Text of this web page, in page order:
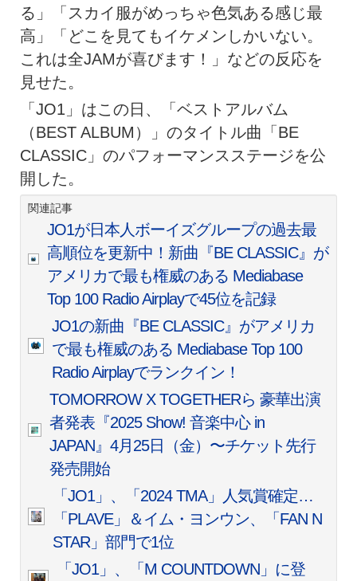
る」「スカイ服がめっちゃ色気ある感じ最
高」「どこを見てもイケメンしかいない。️
これは全JAMが喜びます！」などの反応を
見せた。
「JO1」はこの日、「ベストアルバム
（BEST ALBUM）」のタイトル曲「BE
CLASSIC」のパフォーマンスステージを公
開した。
関連記事
JO1が日本人ボーイズグループの過去最
高順位を更新中！新曲『BE CLASSIC』が
アメリカで最も権威のある Mediabase
Top 100 Radio Airplayで45位を記録
JO1の新曲『BE CLASSIC』がアメリカ
で最も権威のある Mediabase Top 100
Radio Airplayでランクイン！
TOMORROW X TOGETHERら 豪華出演
者発表『2025 Show! 音楽中心 in
JAPAN』4月25日（金）〜チケット先行
発売開始
「JO1」、「2024 TMA」人気賞確定…
「PLAVE」＆イム・ヨンウン、「FAN N
STAR」部門で1位
「JO1」、「M COUNTDOWN」に登